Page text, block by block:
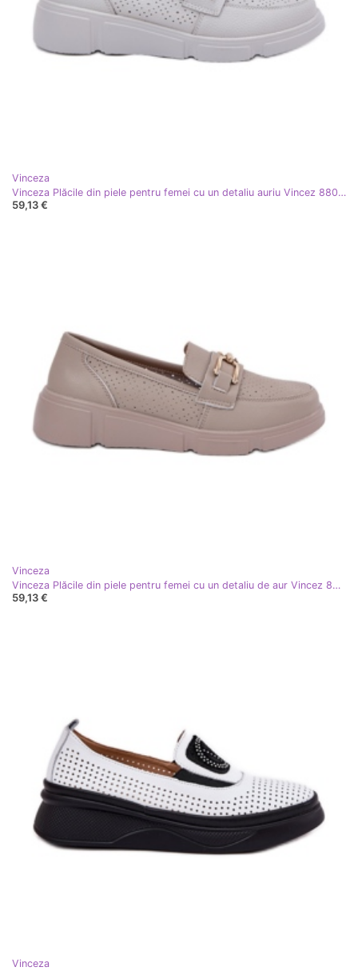
Vinceza
Vinceza Plăcile din piele pentru femei cu un detaliu auriu Vincez 88007 gri deschis alb
59,13 €
Vinceza
Vinceza Plăcile din piele pentru femei cu un detaliu de aur Vincez 88007 Dark Beige bej
59,13 €
Vinceza